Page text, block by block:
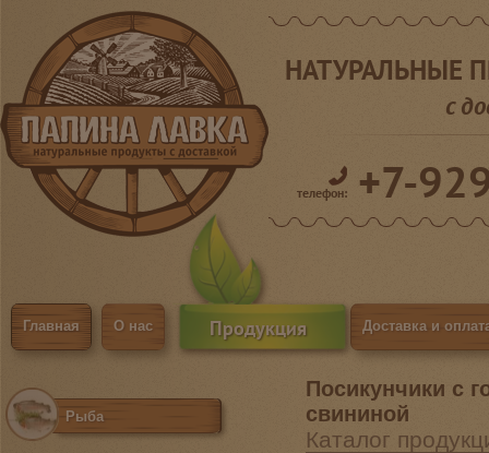
Главная О нас Продукция Доставка и
НАТУРАЛЬНЫЕ
с
телефон: +7-
Посикунчики с
свининой
Каталог
Рыба